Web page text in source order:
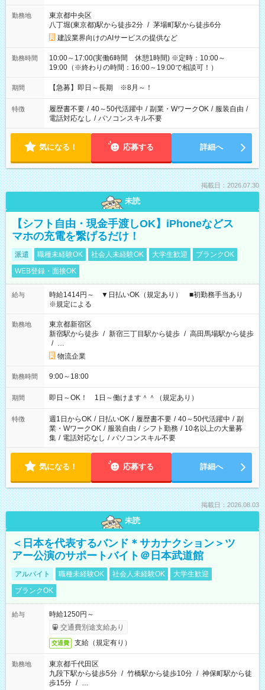
勤務地
東京都中央区
八丁堀(東京都)駅から徒歩2分 / 茅場町駅から徒歩6分
建設業界向けのAIサービスの提供など
勤務時間
10:00～17:00(実働6時間 休憩1時間) ※定時：10:00～
19:00（※終わりの時間：16:00～19:00で相談可！）
期間 【急募】即日～長期 ※8月～！
特徴 履歴書不要 / 40～50代活躍中 / 副業・WワークOK / 服装自由 /
電話対応なし / パソコンスキル不要
気になる！ 応募する 詳細へ
掲載日：2026.07.30
未読
【シフト自由・現金手渡しOK】iPhoneなどス
マホの充電を繋げるだけ！
派遣 職種未経験OK 社会人未経験OK 大学生歓迎
ブランクOK
WEB登録・面接OK
給与
時給1414円～ ▼日払いOK（規定あり） ■初勤務手当あり
※規定による
勤務地
東京都新宿区
新宿駅から徒歩 / 新宿三丁目駅から徒歩 / 高田馬場駅から徒歩
/ …
物流企業
勤務時間 9:00～18:00
期間 即日～OK！ 1日～働けます＾＾（規定あり）
特徴 週1日からOK / 日払いOK / 履歴書不要 / 40～50代活躍中 / 副
業・WワークOK / 服装自由 / シフト勤務 / 10名以上の大量募
集 / 電話対応なし / パソコンスキル不要
気になる！ 応募する 詳細へ
掲載日：2026.08.03
未読
＜日本を代表するバンド＊サカナクション＞ツ
アー公演のサポートバイト＠日本武道館
アルバイト 職種未経験OK 社会人未経験OK
大学生歓迎
ブランクOK
給与
時給1250円～
交通費別途支給あり
交通費 支給（規定有り）
勤務地
東京都千代田区
九段下駅から徒歩5分 / 竹橋駅から徒歩10分 / 神保町駅から徒
歩15分 / …